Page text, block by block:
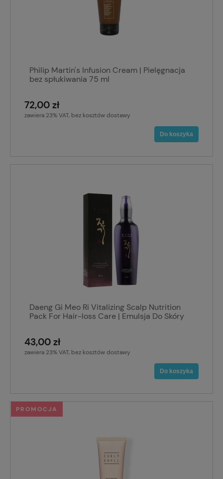
Philip Martin's Infusion Cream | Pielęgnacja
bez spłukiwania 75 ml
72,00 zł
zawiera 23% VAT, bez kosztów dostawy
Do koszyka
Daeng Gi Meo Ri Vitalizing Scalp Nutrition
Pack For Hair-loss Care | Emulsja Do Skóry
43,00 zł
zawiera 23% VAT, bez kosztów dostawy
Do koszyka
PROMOCJA